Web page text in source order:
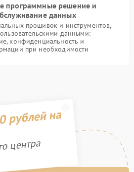
программные решение и
данных
прошивок и инструментов,
данными:
конфиденциальность и
при необходимости
рублей на
центра